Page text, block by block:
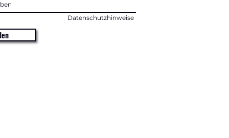
Datenschutzhinweise